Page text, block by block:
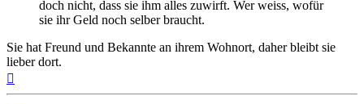
doch nicht, dass sie ihm alles zuwirft. Wer weiss, wofür
sie ihr Geld noch selber braucht.
Sie hat Freund und Bekannte an ihrem Wohnort, daher bleibt sie
lieber dort.